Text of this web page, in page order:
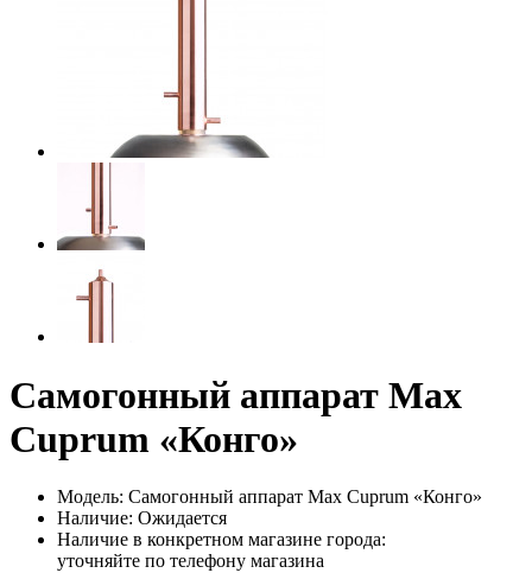
Самогонный аппарат Max
Cuprum «Конго»
Модель: Самогонный аппарат Max Cuprum «Конго»
Наличие: Ожидается
Наличие в конкретном магазине города:
уточняйте по телефону магазина